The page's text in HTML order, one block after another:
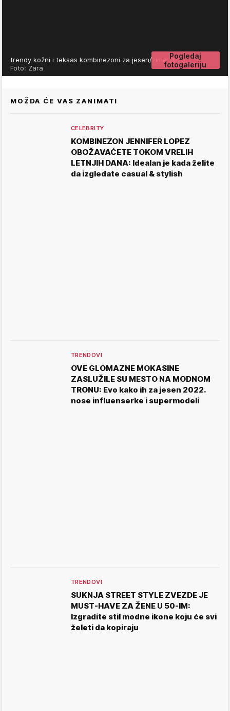
Pogledaj
fotogaleriju
trendy kožni i teksas kombinezoni za jesen/zima 2023.
Foto: Zara
MOŽDA ĆE VAS ZANIMATI
CELEBRITY
KOMBINEZON JENNIFER LOPEZ
OBOŽAVAĆETE TOKOM VRELIH
LETNJIH DANA: Idealan je kada želite
da izgledate casual & stylish
TRENDOVI
OVE GLOMAZNE MOKASINE
ZASLUŽILE SU MESTO NA MODNOM
TRONU: Evo kako ih za jesen 2022.
nose influenserke i supermodeli
TRENDOVI
SUKNJA STREET STYLE ZVEZDE JE
MUST-HAVE ZA ŽENE U 50-IM:
Izgradite stil modne ikone koju će svi
želeti da kopiraju